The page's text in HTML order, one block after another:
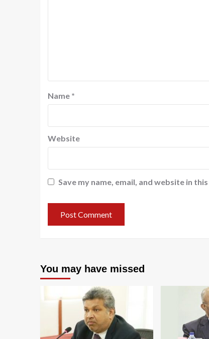
Name *
Website
Save my name, email, and website in
You may have missed